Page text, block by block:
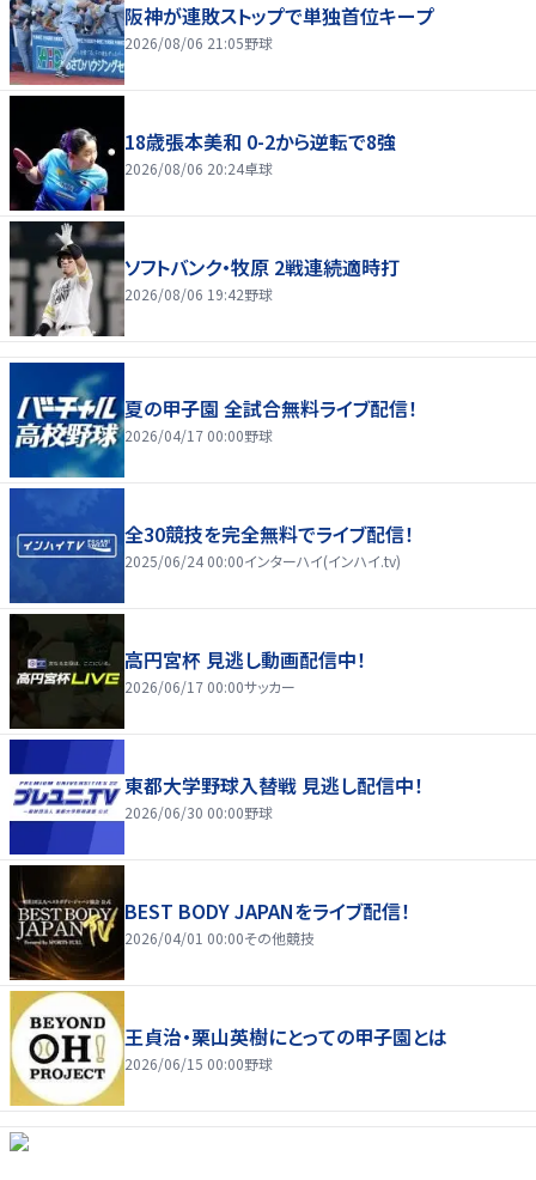
阪神が連敗ストップで単独首位キープ
2026/08/06 21:05野球
18歳張本美和 0-2から逆転で8強
2026/08/06 20:24卓球
ソフトバンク・牧原 2戦連続適時打
2026/08/06 19:42野球
夏の甲子園 全試合無料ライブ配信！
2026/04/17 00:00野球
全30競技を完全無料でライブ配信！
2025/06/24 00:00インターハイ(インハイ.tv)
高円宮杯 見逃し動画配信中！
2026/06/17 00:00サッカー
東都大学野球入替戦 見逃し配信中！
2026/06/30 00:00野球
BEST BODY JAPANをライブ配信！
2026/04/01 00:00その他競技
王貞治・栗山英樹にとっての甲子園とは
2026/06/15 00:00野球